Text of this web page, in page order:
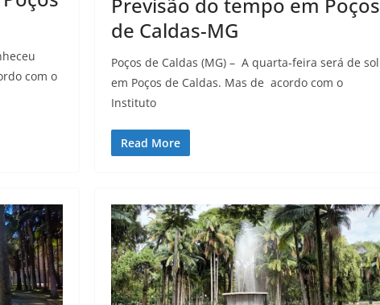
com o
Previsão do tempo em Poços
de Caldas-MG
Poços de Caldas (MG) – A quarta-feira será de sol
em Poços de Caldas. Mas de acordo com o
Instituto
Read More